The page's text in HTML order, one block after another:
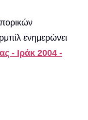
ενημερώνει
- Ιράκ 2004 -